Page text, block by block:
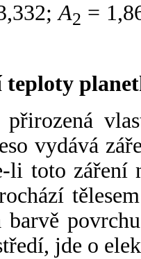
A2 =
teploty
vydává
li toto záření
jde o